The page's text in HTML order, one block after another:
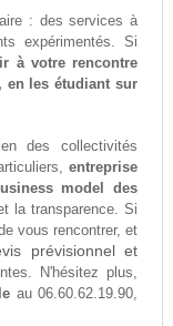
: des services à
expérimentés. Si
à votre rencontre
en les étudiant sur
des collectivités
entreprise
model des
la transparence. Si
vous rencontrer, et
prévisionnel et
N'hésitez plus,
au 06.60.62.19.90,